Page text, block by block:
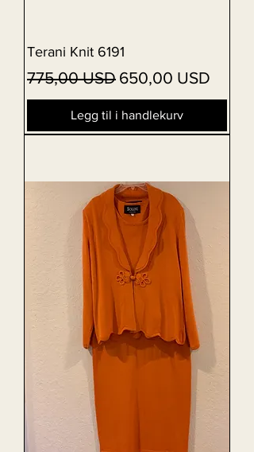
Terani Knit 6191
Vanlig pris
775,00 USD Salgspris
650,00 USD
Legg til i handlekurv